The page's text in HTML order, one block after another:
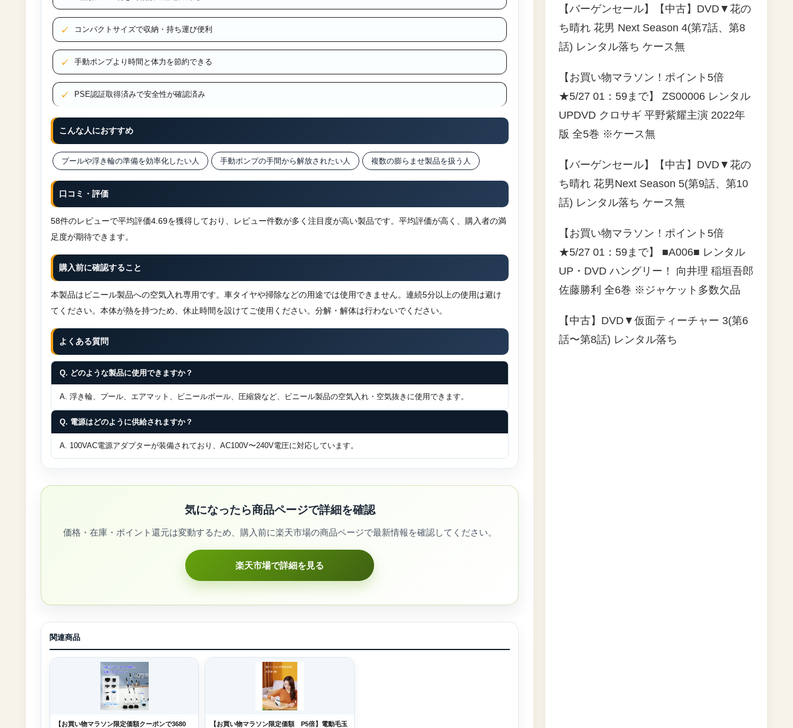
コンパクトサイズで収納・持ち運び便利
手動ポンプより時間と体力を節約できる
PSE認証取得済みで安全性が確認済み
こんな人におすすめ
プールや浮き輪の準備を効率化したい人 手動ポンプの手間から解放されたい人 複数の膨らませ製品を扱う人
口コミ・評価
58件のレビューで平均評価4.69を獲得しており、レビュー件数が多く注目度が高い製品です。平均評価が高く、購入者の満
足度が期待できます。
購入前に確認すること
本製品はビニール製品への空気入れ専用です。車タイヤや掃除などの用途では使用できません。連続5分以上の使用は避け
てください。本体が熱を持つため、休止時間を設けてご使用ください。分解・解体は行わないでください。
よくある質問
Q. どのような製品に使用できますか？
A. 浮き輪、プール、エアマット、ビニールボール、圧縮袋など、ビニール製品の空気入れ・空気抜きに使用できます。
Q. 電源はどのように供給されますか？
A. 100VAC電源アダプターが装備されており、AC100V〜240V電圧に対応しています。
気になったら商品ページで詳細を確認
価格・在庫・ポイント還元は変動するため、購入前に楽天市場の商品ページで最新情報を確認してください。
楽天市場で詳細を見る
関連商品
【お買い物マラソン限定価額クーポンで3680 【お買い物マラソン限定価額 P5倍】電動毛玉
【バーゲンセール】【中古】DVD▼花の
ち晴れ 花男 Next Season 4(第7話、第8
話) レンタル落ち ケース無
【お買い物マラソン！ポイント5倍
★5/27 01：59まで】 ZS00006 レンタル
UPDVD クロサギ 平野紫耀主演 2022年
版 全5巻 ※ケース無
【バーゲンセール】【中古】DVD▼花の
ち晴れ 花男Next Season 5(第9話、第10
話) レンタル落ち ケース無
【お買い物マラソン！ポイント5倍
★5/27 01：59まで】 ■A006■ レンタル
UP・DVD ハングリー！ 向井理 稲垣吾郎
佐藤勝利 全6巻 ※ジャケット多数欠品
【中古】DVD▼仮面ティーチャー 3(第6
話〜第8話) レンタル落ち